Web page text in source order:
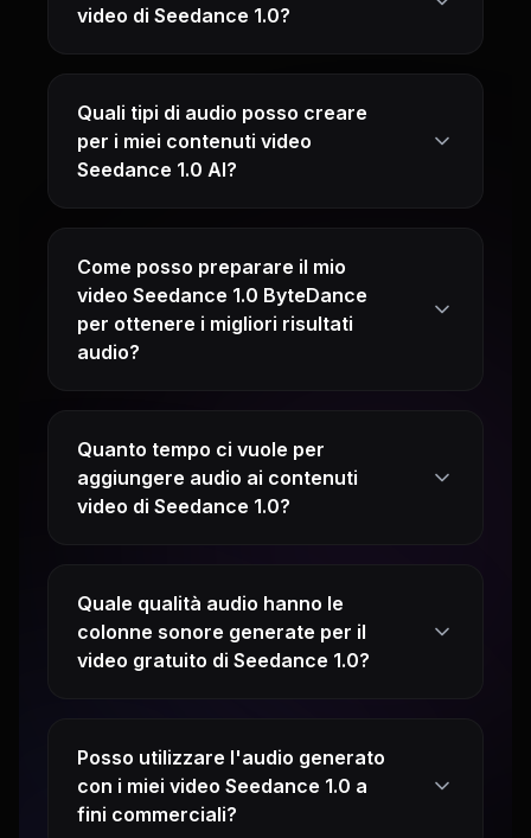
video di Seedance 1.0?
Quali tipi di audio posso creare
per i miei contenuti video
Seedance 1.0 AI?
Come posso preparare il mio
video Seedance 1.0 ByteDance
per ottenere i migliori risultati
audio?
Quanto tempo ci vuole per
aggiungere audio ai contenuti
video di Seedance 1.0?
Quale qualità audio hanno le
colonne sonore generate per il
video gratuito di Seedance 1.0?
Posso utilizzare l'audio generato
con i miei video Seedance 1.0 a
fini commerciali?